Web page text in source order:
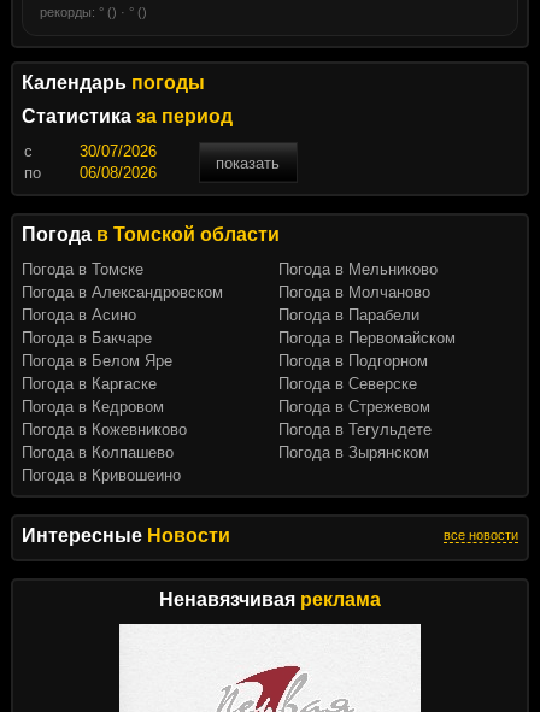
Интересные Новости все новости
Ненавязчивая реклама
рекорды: ° () · ° ()
Календарь погоды
Статистика за период
c
показать
по
Погода в Томской области
Погода в Томске
Погода в Александровском
Погода в Асино
Погода в Бакчаре
Погода в Белом Яре
Погода в Каргаске
Погода в Кедровом
Погода в Кожевниково
Погода в Колпашево
Погода в Кривошеино
Погода в Мельниково
Погода в Молчаново
Погода в Парабели
Погода в Первомайском
Погода в Подгорном
Погода в Северске
Погода в Стрежевом
Погода в Тегульдете
Погода в Зырянском